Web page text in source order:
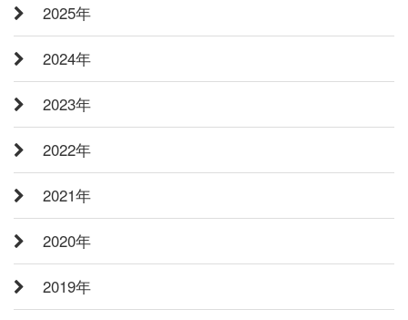
2025年
2024年
2023年
2022年
2021年
2020年
2019年